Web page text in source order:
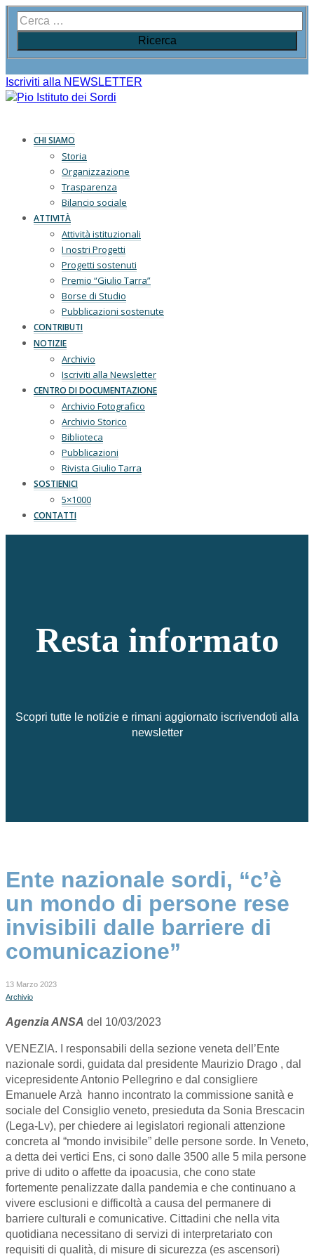
Iscriviti alla NEWSLETTER
CHI SIAMO
Storia
Organizzazione
Trasparenza
Bilancio sociale
ATTIVITÀ
Attività istituzionali
I nostri Progetti
Progetti sostenuti
Premio “Giulio Tarra”
Borse di Studio
Pubblicazioni sostenute
CONTRIBUTI
NOTIZIE
Archivio
Iscriviti alla Newsletter
CENTRO DI DOCUMENTAZIONE
Archivio Fotografico
Archivio Storico
Biblioteca
Pubblicazioni
Rivista Giulio Tarra
SOSTIENICI
5×1000
CONTATTI
Resta informato
Scopri tutte le notizie e rimani aggiornato iscrivendoti alla
newsletter
Ente nazionale sordi, “c’è
un mondo di persone rese
invisibili dalle barriere di
comunicazione”
13 Marzo 2023
Archivio
Agenzia ANSA del 10/03/2023
VENEZIA. I responsabili della sezione veneta dell’Ente
nazionale sordi, guidata dal presidente Maurizio Drago , dal
vicepresidente Antonio Pellegrino e dal consigliere
Emanuele Arzà hanno incontrato la commissione sanità e
sociale del Consiglio veneto, presieduta da Sonia Brescacin
(Lega-Lv), per chiedere ai legislatori regionali attenzione
concreta al “mondo invisibile” delle persone sorde. In Veneto,
a detta dei vertici Ens, ci sono dalle 3500 alle 5 mila persone
prive di udito o affette da ipoacusia, che cono state
fortemente penalizzate dalla pandemia e che continuano a
vivere esclusioni e difficoltà a causa del permanere di
barriere culturali e comunicative. Cittadini che nella vita
quotidiana necessitano di servizi di interpretariato con
requisiti di qualità, di misure di sicurezza (es ascensori)